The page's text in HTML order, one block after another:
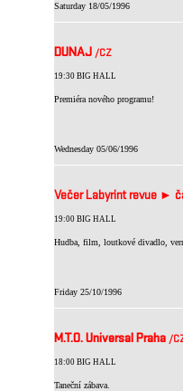
Saturday 18/05/1996
DUNAJ /CZ
19:30 BIG HALL
Premiéra nového programu!
Wednesday 05/06/1996
Večer Labyrint revue ►
19:00 BIG HALL
Hudba, film, loutkové divadlo,
Friday 25/10/1996
M.T.O. Universal Praha /
18:00 BIG HALL
Taneční zábava.